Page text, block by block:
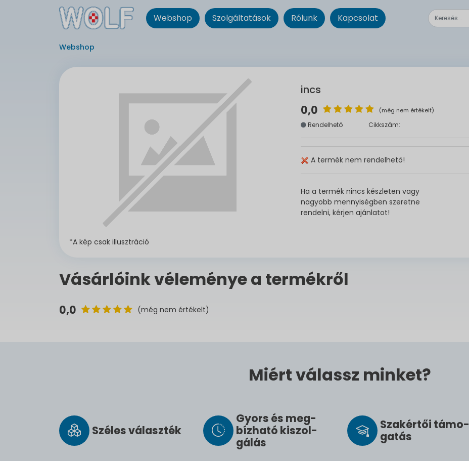
Webshop Szolgáltatások Rólunk Kapcsolat
Webshop
*A kép csak illusztráció
incs
0,0 (még nem értékelt)
Rendelhető Cikkszám:
A termék nem rendelhető!
Ha a termék nincs készleten vagy
nagyobb mennyiségben szeretne
rendelni, kérjen ajánlatot!
Vásárlóink véleménye a termékről
0,0 (még nem értékelt)
Miért válassz minket?
Széles vá­lasz­ték
Gyors és meg­
bíz­ha­tó ki­szol­
gál­ás
Szak­értői tá­mo­
ga­tás